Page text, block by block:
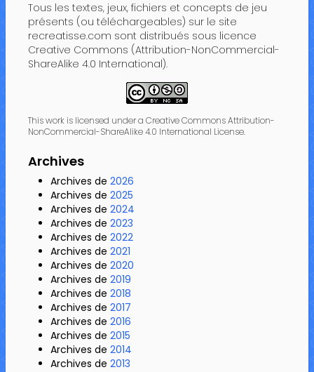
Tous les textes, jeux, fichiers et concepts de jeu
présents (ou téléchargeables) sur le site
recreatisse.com sont distribués sous licence
Creative Commons (Attribution-NonCommercial-
ShareAlike 4.0 International).
This work is licensed under a Creative Commons Attribution-
NonCommercial-ShareAlike 4.0 International License.
Archives
Archives de 2026
Archives de 2025
Archives de 2024
Archives de 2023
Archives de 2022
Archives de 2021
Archives de 2020
Archives de 2019
Archives de 2018
Archives de 2017
Archives de 2016
Archives de 2015
Archives de 2014
Archives de 2013